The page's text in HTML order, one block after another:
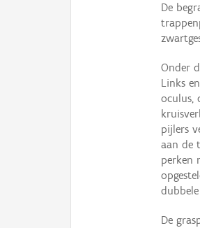
De
Onder
Links
oculus,
pijlers
aan de
perken
De